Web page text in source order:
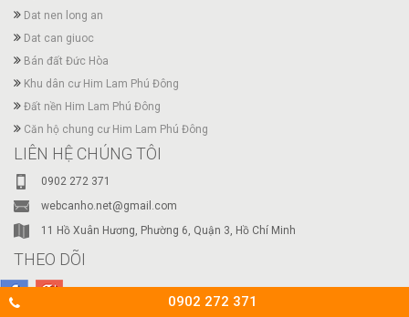
0902 272 371
Dat nen long an
Dat can giuoc
Bán đất Đức Hòa
Khu dân cư Him Lam Phú Đông
Đất nền Him Lam Phú Đông
Căn hộ chung cư Him Lam Phú Đông
LIÊN HỆ CHÚNG TÔI
0902 272 371
webcanho.net@gmail.com
11 Hồ Xuân Hương, Phường 6, Quận 3, Hồ Chí Minh
THEO DÕI
68 000